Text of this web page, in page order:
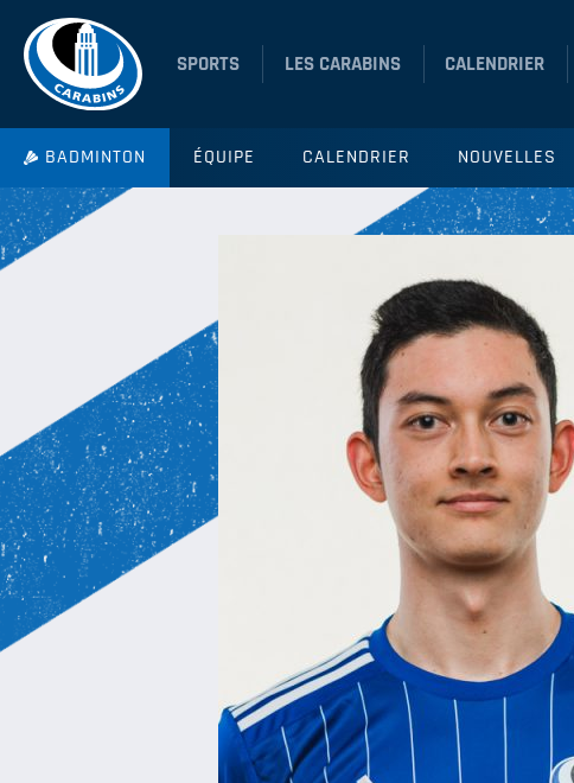
SPORTS LES CARABINS CALENDRIER
BADMINTON ÉQUIPE CALENDRIER NOUVELLES